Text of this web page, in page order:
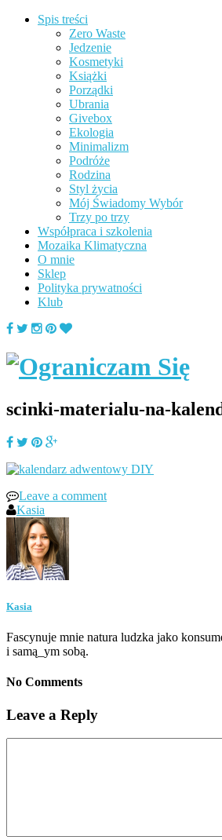
Spis treści
Zero Waste
Jedzenie
Kosmetyki
Książki
Porządki
Ubrania
Givebox
Ekologia
Minimalizm
Podróże
Rodzina
Styl życia
Mój Świadomy Wybór
Trzy po trzy
Współpraca i szkolenia
Mozaika Klimatyczna
O mnie
Sklep
Polityka prywatności
Klub
scinki-materialu-na-
Leave a comment
Kasia
Kasia
Fascynuje mnie natura ludzka jako
i samą_ym sobą.
No Comments
Leave a Reply